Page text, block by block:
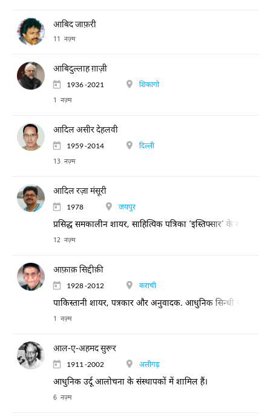
आबिद जाफ़री
11 नज़्म
आबिदुल्लाह ग़ाज़ी
1936 -2021 शिकागो
1 नज़्म
आदिल असीर देहलवी
1959 -2014 दिल्ली
13 नज़्म
आदिल रज़ा मंसूरी
1978 जयपुर
प्रसिद्ध समकालीन शायर, साहित्यिक पत्रिका ‘इस्तिफ्सार’ के सम्पादक
12 नज़्म
आफ़ाक़ सिद्दीक़ी
1928 -2012 कराची
पाकिस्तानी शायर, पत्रकार और अनुवादक. आधुनिक सिन्धी साहित्य
1 नज़्म
आल-ए-अहमद सुरूर
1911 -2002 अलीगढ़
आधुनिक उर्दू आलोचना के संस्थापकों में शामिल हैं।
6 नज़्म